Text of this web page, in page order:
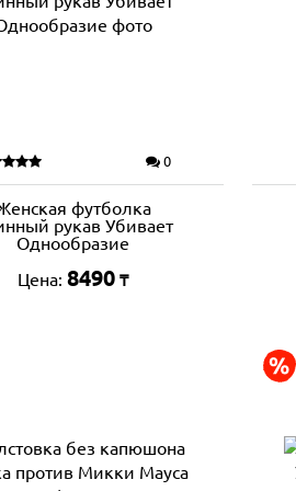
0
футболка
рукав Убивает
Однообразие
Цена:8490 ₸